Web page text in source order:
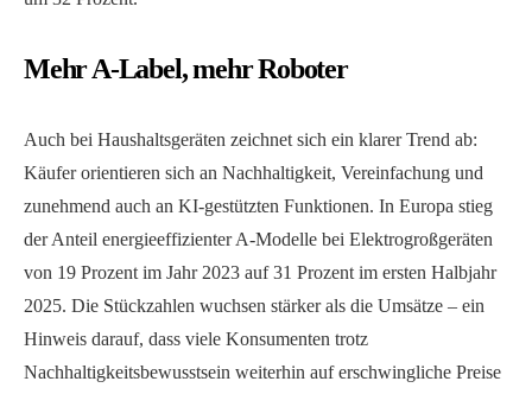
Mehr A-Label, mehr Roboter
Auch bei Haushaltsgeräten zeichnet sich ein klarer Trend ab:
Käufer orientieren sich an Nachhaltigkeit, Vereinfachung und
zunehmend auch an KI-gestützten Funktionen. In Europa stieg
der Anteil energieeffizienter A-Modelle bei Elektrogroßgeräten
von 19 Prozent im Jahr 2023 auf 31 Prozent im ersten Halbjahr
2025. Die Stückzahlen wuchsen stärker als die Umsätze – ein
Hinweis darauf, dass viele Konsumenten trotz
Nachhaltigkeitsbewusstsein weiterhin auf erschwingliche Preise